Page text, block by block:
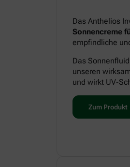
Das Anthelios
Sonnencreme
empfindliche
Das
unseren
und wirkt UV-
Zum Produkt